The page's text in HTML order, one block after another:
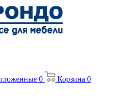
0 Корзина 0